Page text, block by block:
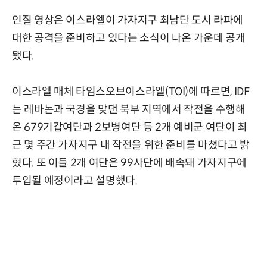
인질 영상은 이스라엘이 가자지구 최남단 도시 라파에
대한 공격을 준비하고 있다는 소식이 나온 가운데 공개
됐다.
이스라엘 매체 타임스오브이스라엘(TOI)에 따르면, IDF
는 레바논과 국경을 맞댄 북부 지역에서 작전을 수행해
온 679기갑여단과 2보병여단 등 2개 예비군 여단이 최
근 몇 주간 가자지구 내 작전을 위한 준비를 마쳤다고 밝
혔다. 또 이들 2개 여단은 99사단에 배속돼 가자지구에
투입될 예정이라고 설명했다.